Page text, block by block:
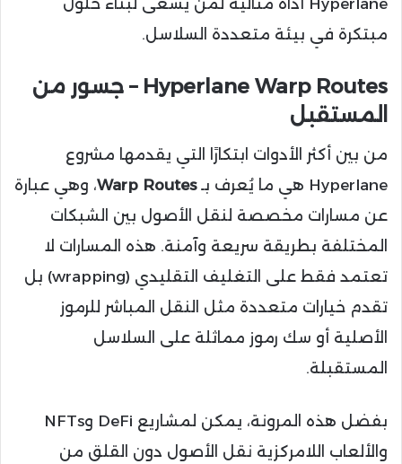
مبتكرة في بيئة متعددة السلاسل.
Hyperlane Warp Routes – جسور من
المستقبل
من بين أكثر الأدوات ابتكارًا التي يقدمها مشروع
Hyperlane هي ما يُعرف بـ
Warp Routes، وهي عبارة
عن مسارات مخصصة لنقل الأصول بين الشبكات
المختلفة بطريقة سريعة وآمنة. هذه المسارات لا
تعتمد فقط على التغليف التقليدي (wrapping) بل
تقدم خيارات متعددة مثل النقل المباشر للرموز
الأصلية أو سك رموز مماثلة على السلاسل
المستقبلة.
بفضل هذه المرونة، يمكن لمشاريع DeFi وNFTs
والألعاب اللامركزية نقل الأصول دون القلق من